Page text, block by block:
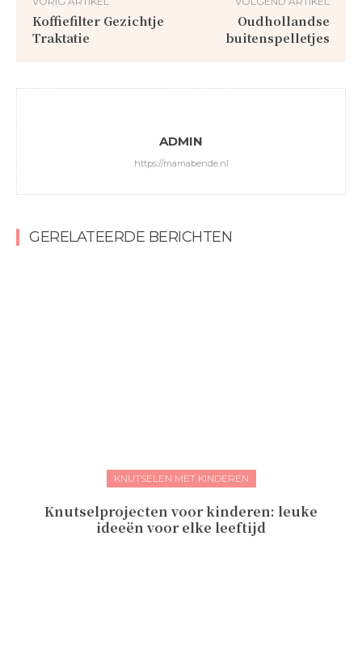
Koffiefilter Gezichtje
Traktatie
Oudhollandse
buitenspelletjes
ADMIN
https://mamabende.nl
GERELATEERDE BERICHTEN
KNUTSELEN MET KINDEREN
Knutselprojecten voor kinderen: leuke
ideeën voor elke leeftijd